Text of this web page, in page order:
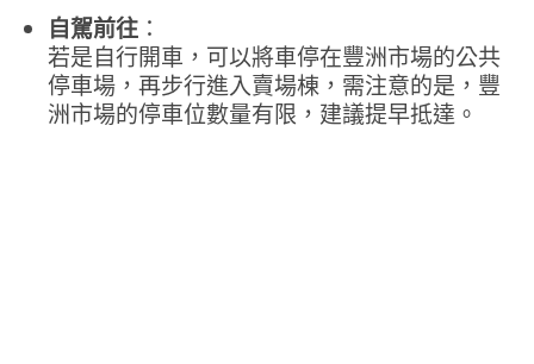
自駕前往 ：
若是自行開車，可以將車停在豐洲市場的公共
停車場，再步行進入賣場棟，需注意的是，豐
洲市場的停車位數量有限，建議提早抵達。